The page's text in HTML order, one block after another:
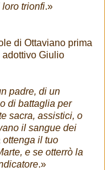
trionfi.»
di Ottaviano prima
Giulio
padre, di un
di battaglia per
sacra, assistici, o
il sangue dei
il tuo
e se otterrò la
.»